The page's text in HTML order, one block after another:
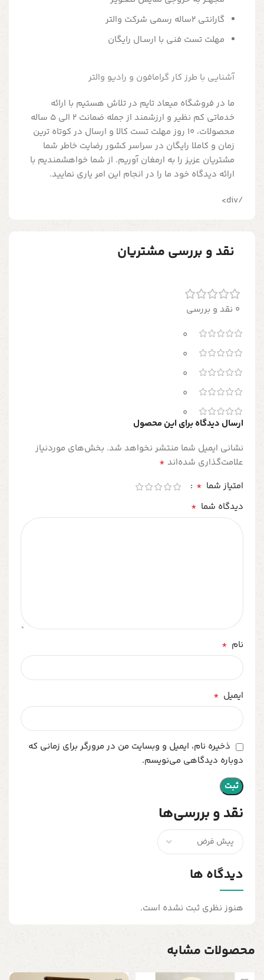
گارانتی 2ساله رسمی شرکت والتر
مهلت تست فنی با ارسـال رایگان
آشنایی با طرز کار گرامافون و رادیو والتر
ما در فروشگاه میعاد تایم در تلاش هستیم با ارائه
خدماتی کم نظیر و ارزشمند از جمله ضمانت 2 الی 5 ساله
محصولات، 10 روز مهلت تست کالا و ارسال در کوتاه ترین
زمان و کاملا رایگان در سراسر کشور رضایت خاطر شما
مشتریان عزیز را به ارمغان آوریم. از شما خواهشمندیم با
ارائه دیدگاه خود ما را در انجام این امر یاری نمایید.
/div>
نقد و بررسی مشتریان
0 نقد و بررسی
0
0
0
0
0
نقد و بررسی‌ها
دیدگاه ها
هنوز نظری ثبت نشده است.
ارسال دیدگاه برای این محصول
نشانی ایمیل شما منتشر نخواهد شد. بخش‌های موردنیاز
علامت‌گذاری شده‌اند *
امتیاز شما *
دیدگاه شما *
نام *
ایمیل *
ذخیره نام، ایمیل و وبسایت من در مرورگر برای زمانی که
دوباره دیدگاهی می‌نویسم.
محصولات مشابه